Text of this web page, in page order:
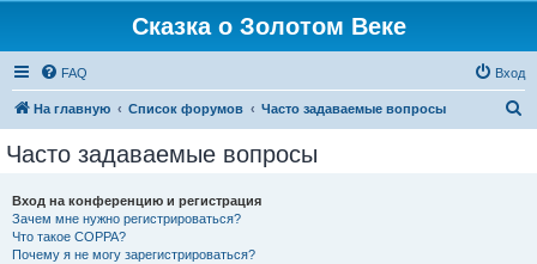
Сказка о Золотом Веке
FAQ Вход
На главную Список форумов Часто задаваемые вопросы
Часто задаваемые вопросы
Вход на конференцию и регистрация
Зачем мне нужно регистрироваться?
Что такое COPPA?
Почему я не могу зарегистрироваться?